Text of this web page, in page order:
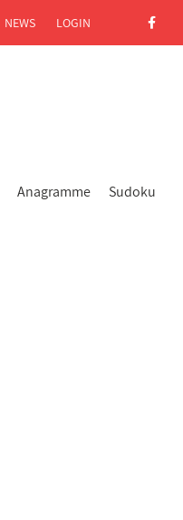
Anagramme Sudoku
NEWS LOGIN